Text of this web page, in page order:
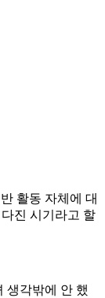
활동 자체에 대
진 시기라고 할
생각밖에 안 했